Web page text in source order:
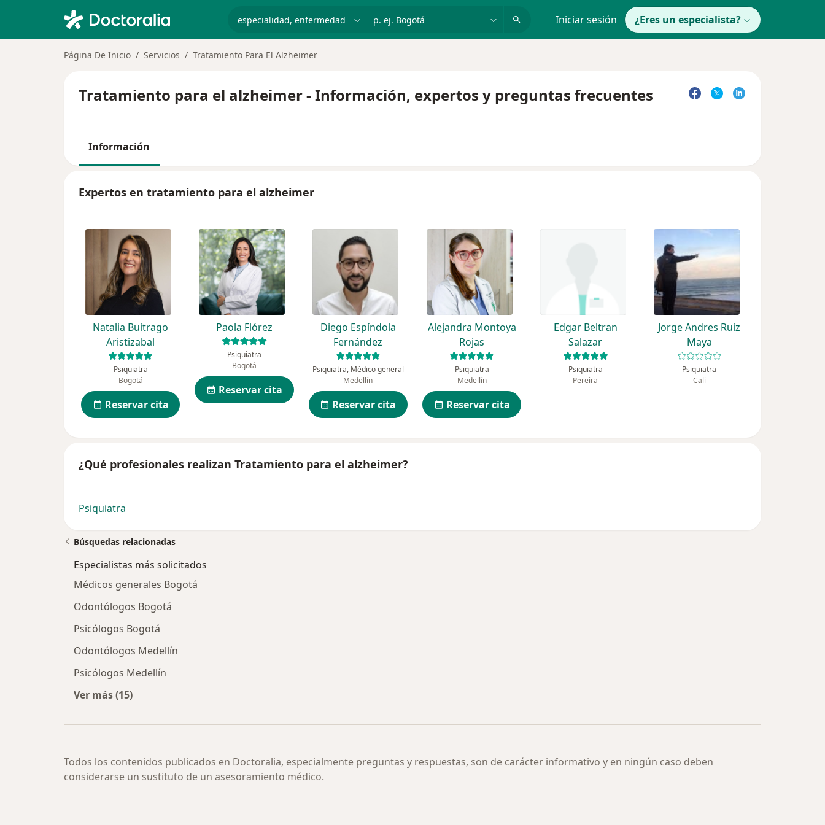
p. ej. Bogotá Iniciar sesión ¿Eres un especialista?
Página De Inicio Servicios Tratamiento Para El Alzheimer
Tratamiento para el alzheimer - Información, expertos y preguntas frecuentes
Información
Expertos en tratamiento para el alzheimer
Natalia Buitrago
Aristizabal
Psiquiatra
Bogotá
Reservar cita
Paola Flórez
Psiquiatra
Bogotá
Reservar cita
Diego Espíndola
Fernández
Psiquiatra, Médico general
Medellín
Reservar cita
Alejandra Montoya
Rojas
Psiquiatra
Medellín
Reservar cita
Edgar Beltran
Salazar
Psiquiatra
Pereira
Jorge Andres Ruiz
Maya
Psiquiatra
Cali
¿Qué profesionales realizan Tratamiento para el alzheimer?
Psiquiatra
Búsquedas relacionadas
Especialistas más solicitados
Médicos generales Bogotá
Odontólogos Bogotá
Psicólogos Bogotá
Odontólogos Medellín
Psicólogos Medellín
Ver más (15)
Todos los contenidos publicados en Doctoralia, especialmente preguntas y respuestas, son de carácter informativo y en ningún caso deben
considerarse un sustituto de un asesoramiento médico.